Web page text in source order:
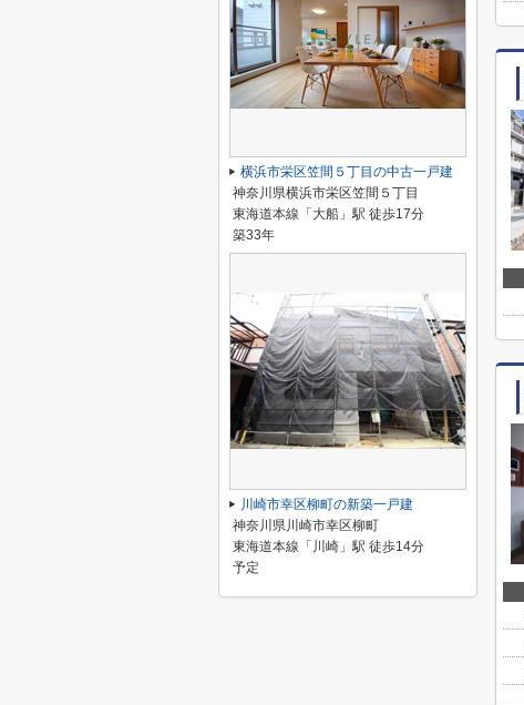
横浜市栄区笠間５丁目の中古一戸建
神奈川県横浜市栄区笠間５丁目
東海道本線「大船」駅 徒歩17分
築33年
川崎市幸区柳町の新築一戸建
神奈川県川崎市幸区柳町
東海道本線「川崎」駅 徒歩14分
予定